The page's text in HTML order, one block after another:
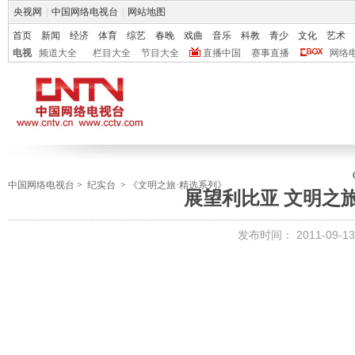
央视网 中国网络电视台 网站地图
首页 新闻 经济 体育 综艺 春晚 戏曲 音乐 科教 青少 文化
艺术
电视
频道大全 栏目大全 节目大全 直播中国 赛事直播 网络
中国网络电视台 > 纪实台 > 《文明之旅·精选系列》
展望利比亚 文明之
发布时间： 2011-09-